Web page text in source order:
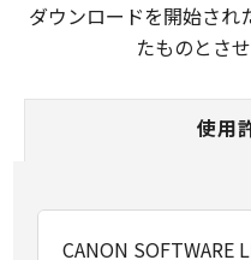
ダウンロードを開始され
たものとさ
使用
CANON SOFTWARE